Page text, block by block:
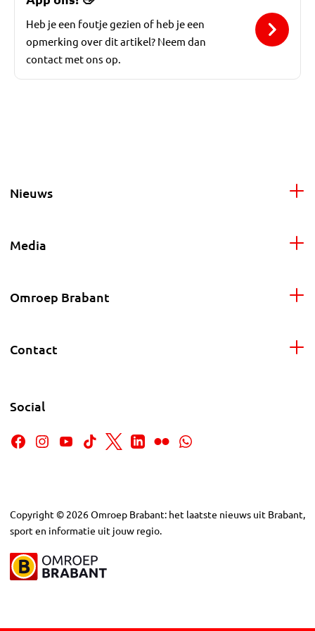
Heb je een foutje gezien of heb je een
opmerking over dit artikel? Neem dan
contact met ons op.
Nieuws
Media
Omroep Brabant
Contact
Social
Copyright © 2026Omroep Brabant: het laatste nieuws uit Brabant,
sport en informatie uit jouw regio.